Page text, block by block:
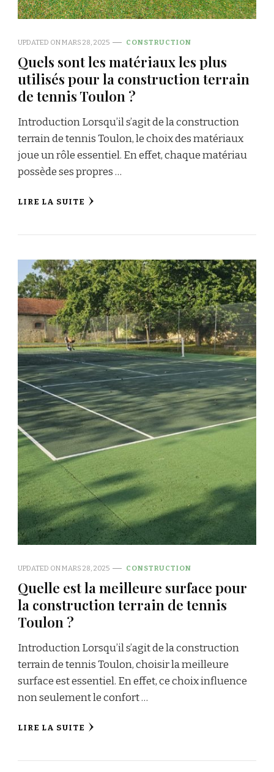
UPDATED ONMARS 28, 2025 CONSTRUCTION
Quels sont les matériaux les plus
utilisés pour la construction terrain
de tennis Toulon ?
Introduction Lorsqu’il s’agit de la construction
terrain de tennis Toulon, le choix des matériaux
joue un rôle essentiel. En effet, chaque matériau
possède ses propres …
LIRE LA SUITE
UPDATED ONMARS 28, 2025 CONSTRUCTION
Quelle est la meilleure surface pour
la construction terrain de tennis
Toulon ?
Introduction Lorsqu’il s’agit de la construction
terrain de tennis Toulon, choisir la meilleure
surface est essentiel. En effet, ce choix influence
non seulement le confort …
LIRE LA SUITE